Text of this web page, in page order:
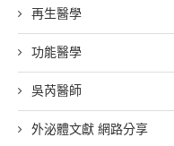
再生醫學
功能醫學
吳芮醫師
外泌體文獻 網路分享